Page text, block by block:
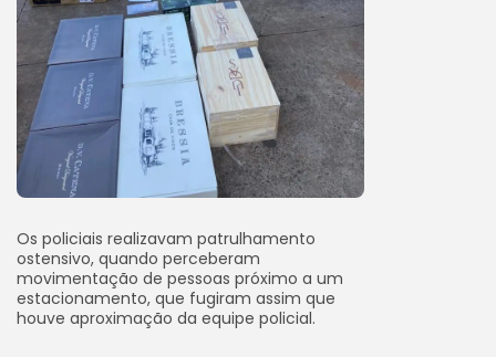
Os policiais realizavam patrulhamento
ostensivo, quando perceberam
movimentação de pessoas próximo a um
estacionamento, que fugiram assim que
houve aproximação da equipe policial.